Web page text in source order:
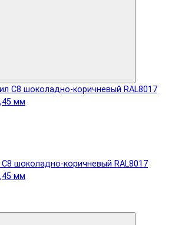
шоколадно-коричневый RAL8017
мм